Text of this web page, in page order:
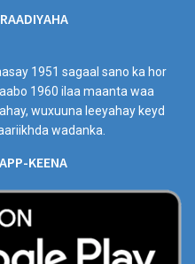
1951 sagaal sano ka hor
1960 ilaa maanta waa
wuxuuna leeyahay keyd
wadanka.
KEENA